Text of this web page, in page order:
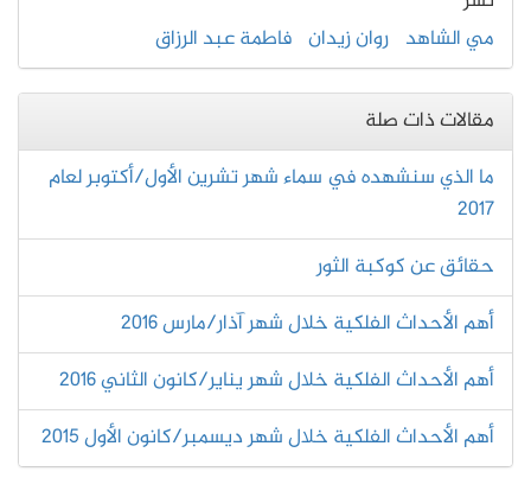
مي الشاهد روان زيدان فاطمة عبد الرزاق
مقالات ذات صلة
ما الذي سنشهده في سماء شهر تشرين الأول/أكتوبر لعام
2017
حقائق عن كوكبة الثور
أهم الأحداث الفلكية خلال شهر آذار/مارس 2016
أهم الأحداث الفلكية خلال شهر يناير/كانون الثاني 2016
أهم الأحداث الفلكية خلال شهر ديسمبر/كانون الأول 2015